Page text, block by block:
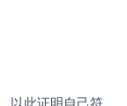
以此证明自己符